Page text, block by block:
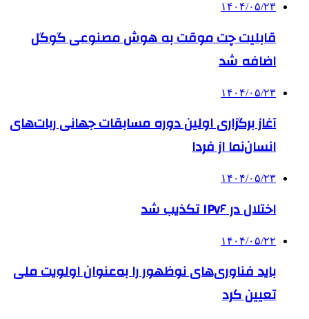
۱۴۰۴/۰۵/۲۳
قابلیت چت موقت به هوش مصنوعی گوگل
اضافه شد
۱۴۰۴/۰۵/۲۳
آغاز برگزاری اولین دوره مسابقات جهانی ربات‌های
انسان‌نما از فردا
۱۴۰۴/۰۵/۲۳
اختلال در IPv۶ تکذیب شد
۱۴۰۴/۰۵/۲۲
باید فناوری‌های نوظهور را به‌عنوان اولویت ملی
تعیین کرد